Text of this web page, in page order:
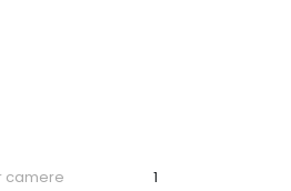
camere 1